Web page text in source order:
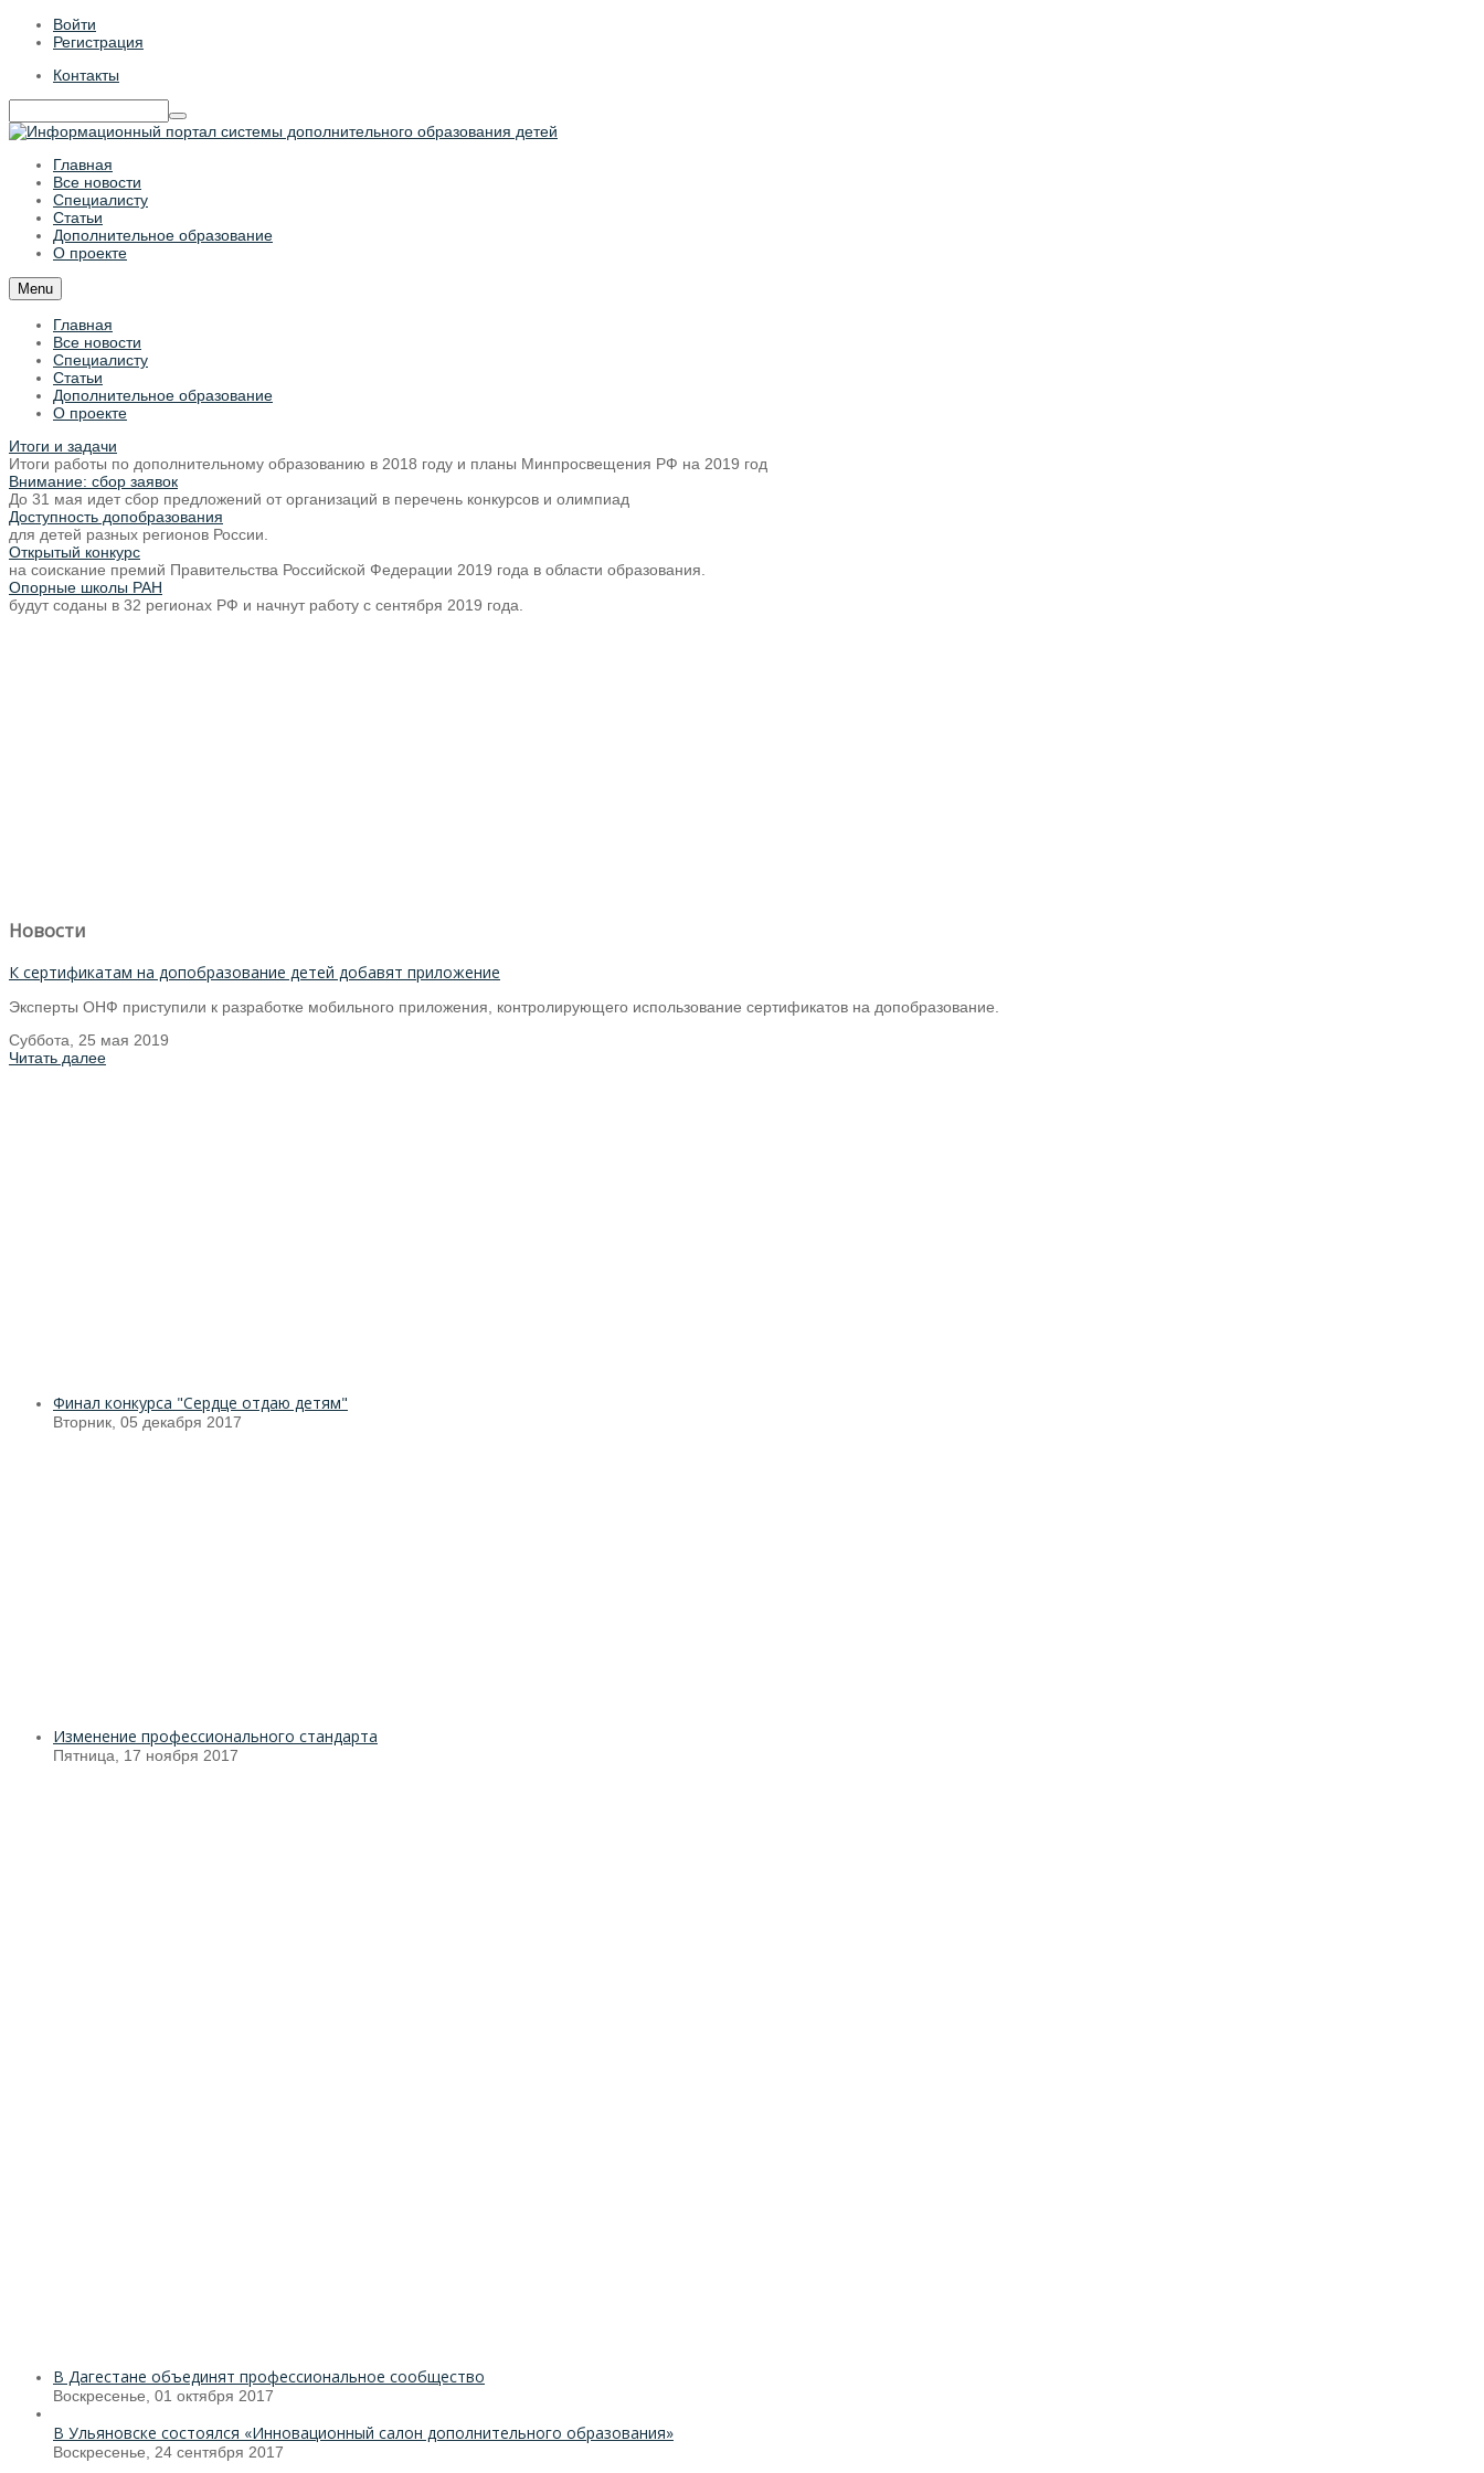
Войти
Регистрация
Контакты
Главная
Все новости
Специалисту
Статьи
Дополнительное образование
О проекте
Menu
Главная
Все новости
Специалисту
Статьи
Дополнительное образование
О проекте
Итоги и задачи
Итоги работы по дополнительному образованию в 2018 году и планы Минпросвещения РФ на 2019 год
Внимание: сбор заявок
До 31 мая идет сбор предложений от организаций в перечень конкурсов и олимпиад
Доступность допобразования
для детей разных регионов России.
Открытый конкурс
на соискание премий Правительства Российской Федерации 2019 года в области образования.
Опорные школы РАН
будут соданы в 32 регионах РФ и начнут работу с сентября 2019 года.
Новости
К сертификатам на допобразование детей добавят приложение
Эксперты ОНФ приступили к разработке мобильного приложения, контролирующего использование сертификатов на допобразование.
Суббота, 25 мая 2019
Читать далее
Финал конкурса "Сердце отдаю детям"
Вторник, 05 декабря 2017
Изменение профессионального стандарта
Пятница, 17 ноября 2017
В Дагестане объединят профессиональное сообщество
Воскресенье, 01 октября 2017
В Ульяновске состоялся «Инновационный салон дополнительного образования»
Воскресенье, 24 сентября 2017